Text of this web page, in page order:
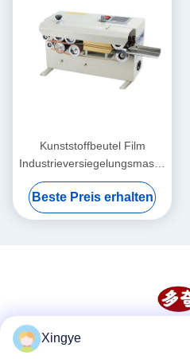
Kunststoffbeutel Film
Industrieversiegelungsmaschine
6mm kontinuierliche
Wärmesiegelungsmaschine
Beste Preis erhalten
Xingye